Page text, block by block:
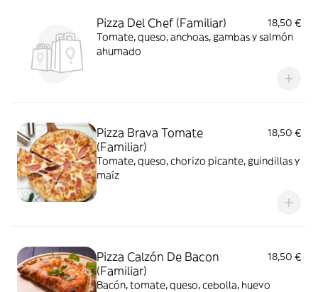
Pizza Del Chef (Familiar)
18,50 €
Tomate, queso, anchoas, gambas y salmón
ahumado
Pizza Brava Tomate
(Familiar)
18,50 €
Tomate, queso, chorizo picante, guindillas y
maíz
Pizza Calzón De Bacon
(Familiar)
18,50 €
Bacón, tomate, queso, cebolla, huevo